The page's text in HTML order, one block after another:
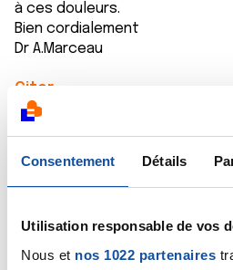
Consentement Détails
Utilisation responsable de vos
Nous et nos 1022 partenaires
à ces douleurs.
Bien cordialement
Dr A.Marceau
Citer
ISIS65